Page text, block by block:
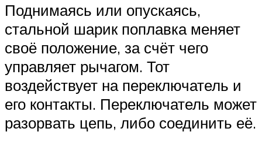
Поднимаясь или опускаясь,
стальной шарик поплавка меняет
своё положение, за счёт чего
управляет рычагом. Тот
воздействует на переключатель и
его контакты. Переключатель может
разорвать цепь, либо соединить её.